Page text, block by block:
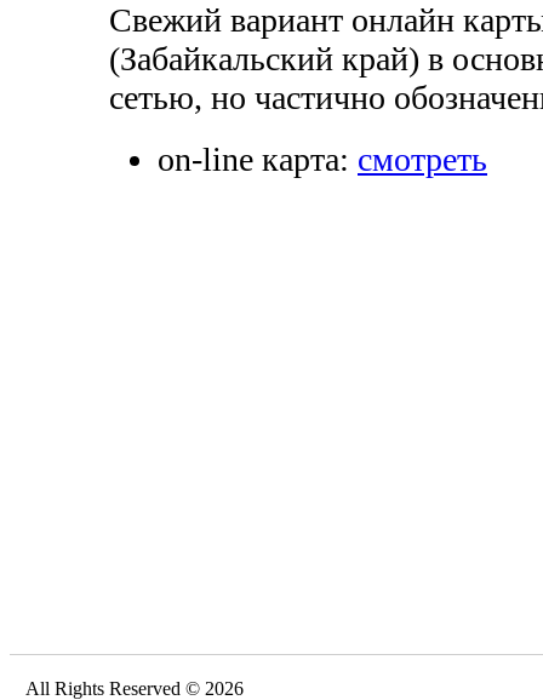
Свежий вариант онлайн
(Забайкальский край) в
сетью, но частично
on-line карта: смотреть
All Rights Reserved © 2026